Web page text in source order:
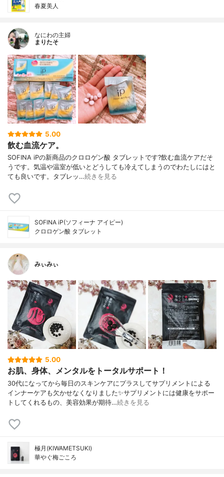
春夏美人
なにわの主婦
まりたそ
5.00
飲む血流ケア。
SOFINA iPの新商品のクロロゲン酸 タブレットです?飲む血流ケアだそ
うです。気温や温室が低いとどうしても冷えてしまうのでわたしにはと
ても良いです。タブレッ…続きを見る
SOFINA iP(ソフィーナ アイピー)
クロロゲン酸 タブレット
みぃみぃ
5.00
お肌、身体、メンタルをトータルサポート！
30代になってから毎日のスキンケアにプラスしてサプリメントによる
インナーケアも欠かせなくなりました✨サプリメントには健康をサポー
トしてくれるもの、美容効果が期待…続きを見る
極月(KIWAMETSUKI)
華やぐ梅ごころ